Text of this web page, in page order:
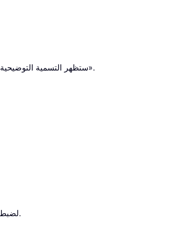
ستظهر التسمية التوضيحية الآن بجانب المعادلة. حدد كلًا من المعادلة وتسميتها التوضيحية، ثم انتقل إلى «الصفحة الرئيسية» > «محاذاة لليمين».
لضبط موضع المعادلة إلى الوسط أو اليسار حسب الحاجة.